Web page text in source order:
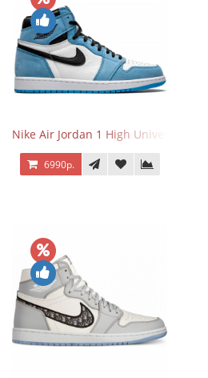
Nike Air Jordan 1 High University Blue
6990р.